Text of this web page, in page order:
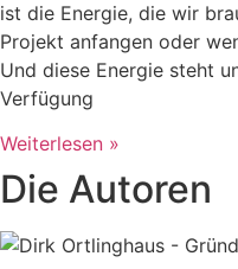
ist die Energie, die wir
Projekt anfangen oder
Und diese Energie steht
Verfügung
Weiterlesen »
Die Autoren